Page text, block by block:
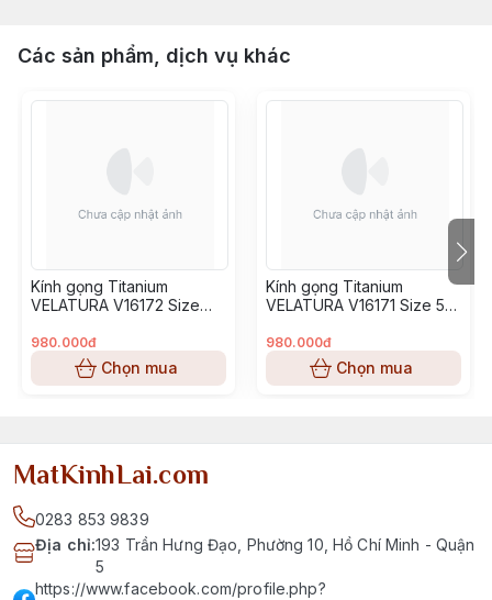
Các sản phẩm, dịch vụ khác
Kính gọng Titanium
VELATURA V16172 Size
980.000đ
Chọn mua
Kính gọng Titanium
VELATURA V16171 Size 53-
980.000đ
Chọn mua
MatKinhLai.com
0283 853 9839
Địa chỉ:193 Trần Hưng Đạo, Phường 10, Hồ Chí Minh - Quận
5
https://www.facebook.com/profile.php?